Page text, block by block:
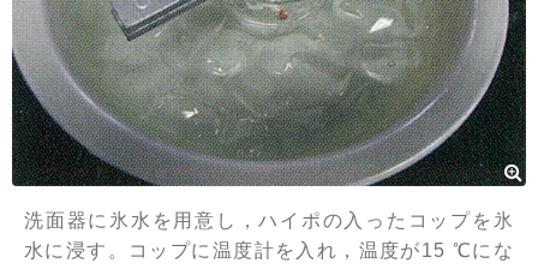
洗面器に氷水を用意し，ハイポの入ったコップを氷
水に浸す。コップに温度計を入れ，温度が15 ℃にな